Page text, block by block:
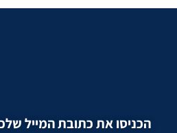
הכניסו את כתובת המייל